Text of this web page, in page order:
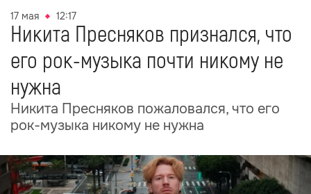
17 мая 12:17
Никита Пресняков признался, что
его рок-музыка почти никому не
нужна
Никита Пресняков пожаловался, что его
рок-музыка никому не нужна